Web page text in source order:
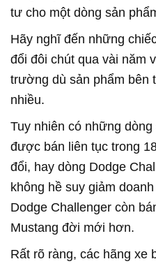
tư cho một dòng sản
Hãy nghĩ đến những
đổi đôi chút qua vài năm
trường dù sản phẩm bên
nhiều.
Tuy nhiên có những
được bán liên tục trong
đổi, hay dòng Dodge
không hề suy giảm
Dodge Challenger còn
Mustang đời mới hơn.
Rất rõ ràng, các hãng xe